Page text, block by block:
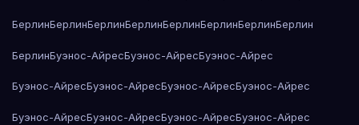
БерлинБерлинБерлинБерлинБерлинБерлинБерлинБерлин
БерлинБуэнос-АйресБуэнос-АйресБуэнос-Айрес
Буэнос-АйресБуэнос-АйресБуэнос-АйресБуэнос-Айрес
Буэнос-АйресБуэнос-АйресБуэнос-АйресБуэнос-Айрес